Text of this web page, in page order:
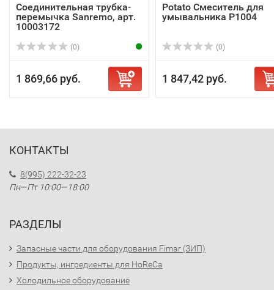
Соединительная трубка-
перемычка Sanremo, арт.
10003172
(0)
1 869,66 руб.
Potato Смеситель для
умывальника P1004
(0)
1 847,42 руб.
КОНТАКТЫ
8(995) 222-32-23
Пн—Пт 10:00—18:00
РАЗДЕЛЫ
Запасные части для оборудования Fimar (ЗИП)
Продукты, ингредиенты для HoReCa
Холодильное оборудование